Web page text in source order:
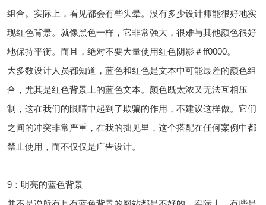
组合。实际上，看见都会有些头晕。没有多少设计师能很好地实
现红色背景。就像黑色一样，它非常强大，很难与其他颜色很好
地保持平衡。而且，绝对不要大量使用红色阴影＃ff0000。
大多数设计人员都知道，蓝色和红色是文本中可能最差的颜色组
合，尤其是红色背景上的蓝色文本。颜色既太浓又无法互相压
制，这在我们的眼睛中起到了欺骗的作用，不建议这样做。它们
之间的冲突非常严重，在我的拙见里，这个搭配在任何案例中都
禁止使用，而不仅仅是广告设计。
9：明亮的蓝色背景